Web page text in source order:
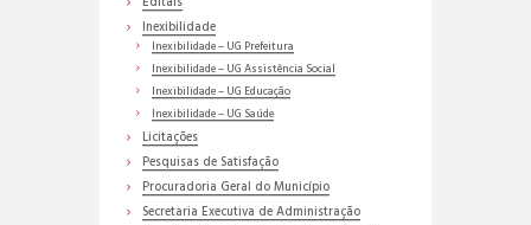
Inexibilidade
Inexibilidade – UG Prefeitura
Inexibilidade – UG Assistência Social
Inexibilidade – UG Educação
Inexibilidade – UG Saúde
Licitações
Pesquisas de Satisfação
Procuradoria Geral do Município
Secretaria Executiva de Administração